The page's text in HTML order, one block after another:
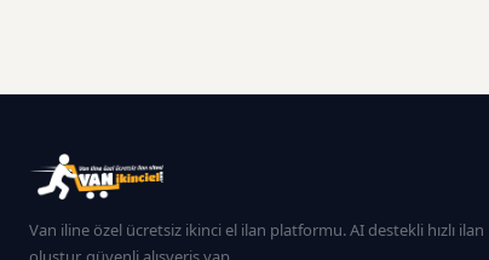
Van iline özel ücretsiz ikinci el ilan platformu. AI destekli hızlı ilan